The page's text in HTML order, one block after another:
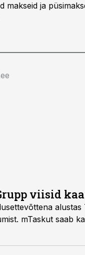
makseid ja
viisid
mTaskut saab